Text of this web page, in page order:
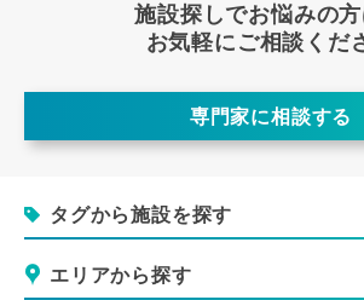
施設探しでお悩みの方
お気軽にご相談くだ
専門家に相談する
タグから施設を探す
エリアから探す